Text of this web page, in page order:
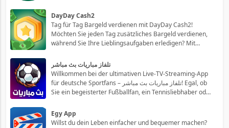
eine Vielzahl von Live-Kanälen, Shows, Filmen und vielem
mehr, direkt auf Ihrem mobi
DayDay Cash2
Tag für Tag Bargeld verdienen mit DayDay Cash2!
Möchten Sie jeden Tag zusätzliches Bargeld verdienen,
während Sie Ihre Lieblingsaufgaben erledigen? Mit
Verfügung, das Beste aus Ihrer Zeit zu machen und
gleichzeitig Geld zu verdienen! Entdecke
تلفاز مباريات بث مباشر
Willkommen bei der ultimativen Live-TV-Streaming-App
für deutsche Sportfans – تلفاز مباريات بث مباشر! Egal, ob
Sie ein begeisterter Fußballfan, ein Tennisliebhaber oder
App bietet Ihnen die Möglichkeit, Ihre
Lieblingssportveranstaltungen live zu
Egy App
Willst du dein Leben einfacher und bequemer machen?